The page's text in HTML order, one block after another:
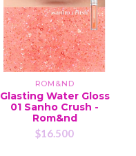
ROM&ND
Glasting Water Gloss
01 Sanho Crush -
Rom&nd
$16.500